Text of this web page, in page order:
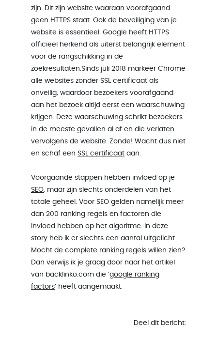
zijn. Dit zijn website waaraan voorafgaand
geen HTTPS staat. Ook de beveiliging van je
website is essentieel. Google heeft HTTPS
officieel herkend als uiterst belangrijk element
voor de rangschikking in de
zoekresultaten.Sinds juli 2018 markeer Chrome
alle websites zonder SSL certificaat als
onveilig, waardoor bezoekers voorafgaand
aan het bezoek altijd eerst een waarschuwing
krijgen. Deze waarschuwing schrikt bezoekers
in de meeste gevallen al af en die verlaten
vervolgens de website. Zonde! Wacht dus niet
en schaf een SSL certificaat aan.
Voorgaande stappen hebben invloed op je
SEO, maar zijn slechts onderdelen van het
totale geheel. Voor SEO gelden namelijk meer
dan 200 ranking regels en factoren die
invloed hebben op het algoritme. In deze
story heb ik er slechts een aantal uitgelicht.
Mocht de complete ranking regels willen zien?
Dan verwijs ik je graag door naar het artikel
van backlinko.com die ‘google ranking
factors’ heeft aangemaakt.
Deel dit bericht: